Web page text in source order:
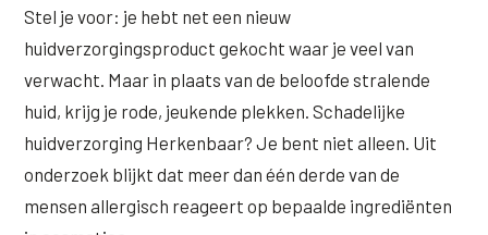
Verticale liplijntjes
Neus
Jukbeenderen
Wangen
Radiesse
Restylane
Saypha Filler
Saypha Volume
Overgevoelige Huid Profiel
Chronische ontstekingsprofiel
LIFESTYLE / MODERN
Instagram Gezicht Profiel
Stel je voor: je hebt net een nieuw
huidverzorgingsproduct gekocht waar je veel van
verwacht. Maar in plaats van de beloofde stralende
huid, krijg je rode, jeukende plekken. Schadelijke
huidverzorging Herkenbaar? Je bent niet alleen. Uit
onderzoek blijkt dat meer dan één derde van de
mensen allergisch reageert op bepaalde ingrediënten